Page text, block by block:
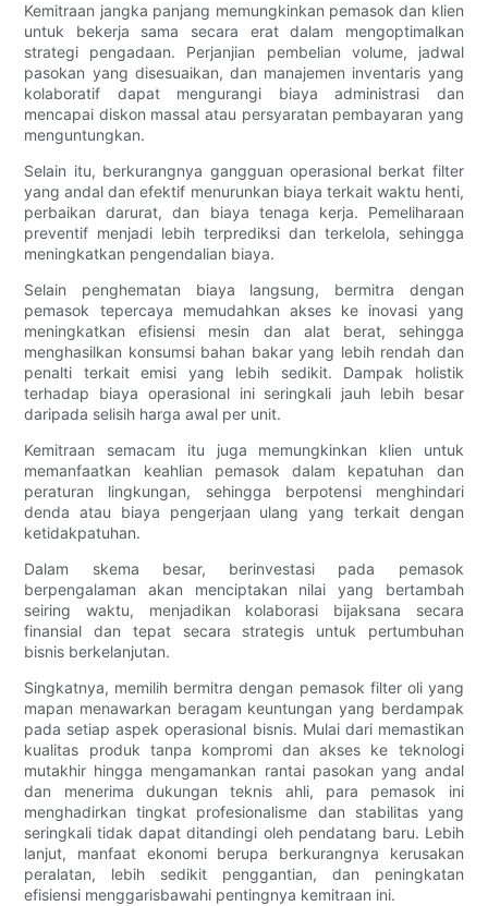
Kemitraan jangka panjang memungkinkan pemasok dan klien
untuk bekerja sama secara erat dalam mengoptimalkan
strategi pengadaan. Perjanjian pembelian volume, jadwal
pasokan yang disesuaikan, dan manajemen inventaris yang
kolaboratif dapat mengurangi biaya administrasi dan
mencapai diskon massal atau persyaratan pembayaran yang
menguntungkan.
Selain itu, berkurangnya gangguan operasional berkat filter
yang andal dan efektif menurunkan biaya terkait waktu henti,
perbaikan darurat, dan biaya tenaga kerja. Pemeliharaan
preventif menjadi lebih terprediksi dan terkelola, sehingga
meningkatkan pengendalian biaya.
Selain penghematan biaya langsung, bermitra dengan
pemasok tepercaya memudahkan akses ke inovasi yang
meningkatkan efisiensi mesin dan alat berat, sehingga
menghasilkan konsumsi bahan bakar yang lebih rendah dan
penalti terkait emisi yang lebih sedikit. Dampak holistik
terhadap biaya operasional ini seringkali jauh lebih besar
daripada selisih harga awal per unit.
Kemitraan semacam itu juga memungkinkan klien untuk
memanfaatkan keahlian pemasok dalam kepatuhan dan
peraturan lingkungan, sehingga berpotensi menghindari
denda atau biaya pengerjaan ulang yang terkait dengan
ketidakpatuhan.
Dalam skema besar, berinvestasi pada pemasok
berpengalaman akan menciptakan nilai yang bertambah
seiring waktu, menjadikan kolaborasi bijaksana secara
finansial dan tepat secara strategis untuk pertumbuhan
bisnis berkelanjutan.
Singkatnya, memilih bermitra dengan pemasok filter oli yang
mapan menawarkan beragam keuntungan yang berdampak
pada setiap aspek operasional bisnis. Mulai dari memastikan
kualitas produk tanpa kompromi dan akses ke teknologi
mutakhir hingga mengamankan rantai pasokan yang andal
dan menerima dukungan teknis ahli, para pemasok ini
menghadirkan tingkat profesionalisme dan stabilitas yang
seringkali tidak dapat ditandingi oleh pendatang baru. Lebih
lanjut, manfaat ekonomi berupa berkurangnya kerusakan
peralatan, lebih sedikit penggantian, dan peningkatan
efisiensi menggarisbawahi pentingnya kemitraan ini.